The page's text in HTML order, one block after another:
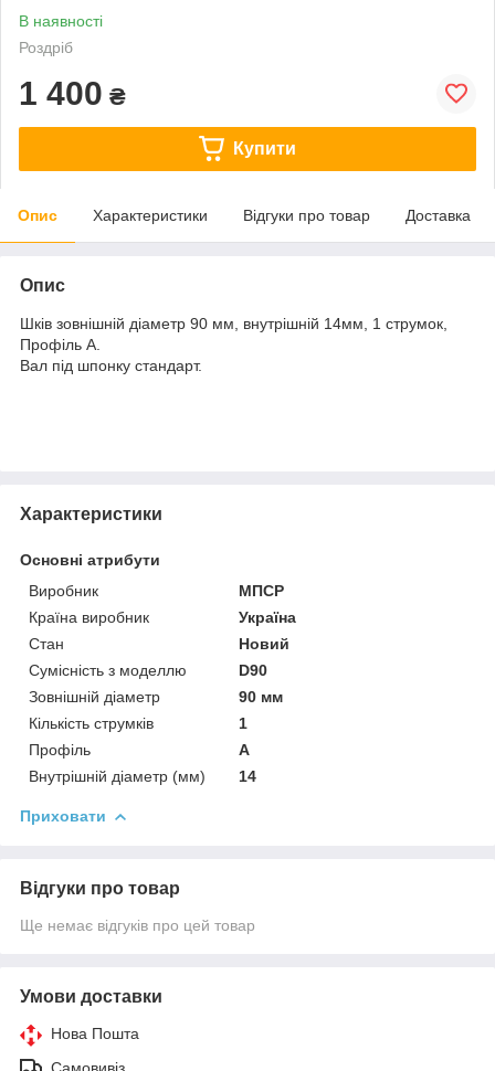
В наявності
Роздріб
1 400 ₴
Купити
Опис Характеристики Відгуки про товар Доставка
Опис
Шків зовнішній діаметр 90 мм, внутрішній 14мм, 1 струмок,
Профіль А.
Вал під шпонку стандарт.
Характеристики
Основні атрибути
Виробник
МПСР
Країна виробник
Україна
Стан
Новий
Сумісність з моделлю
D90
Зовнішній діаметр
90 мм
Кількість струмків
1
Профіль
А
Внутрішній діаметр (мм)
14
Приховати
Відгуки про товар
Ще немає відгуків про цей товар
Умови доставки
Нова Пошта
Самовивіз